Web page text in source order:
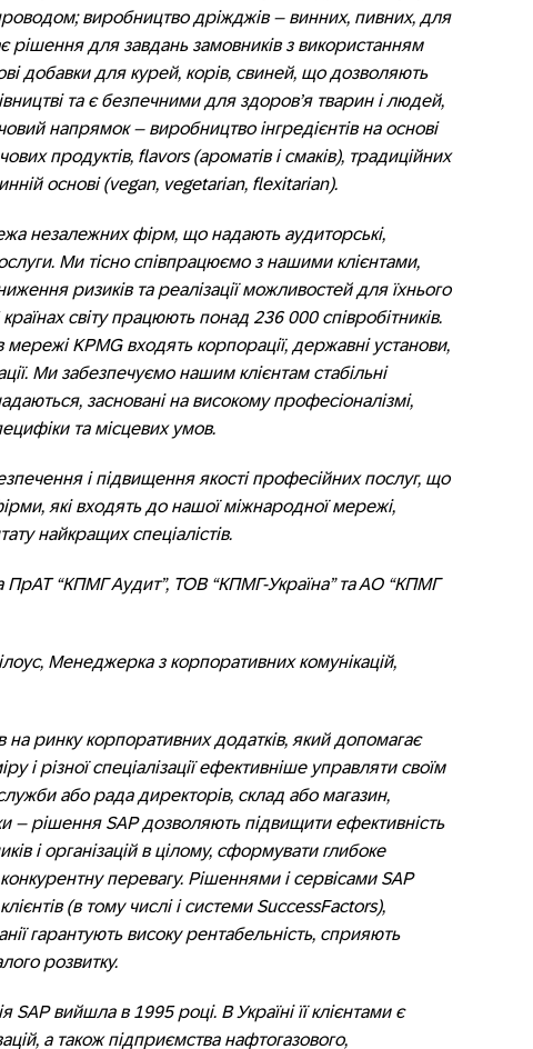
виробництво дріжджів – винних, пивних, для
рішення для завдань замовників з використанням
добавки для курей, корів, свиней, що дозволяють
та є безпечними для здоров’я тварин і людей,
напрямок – виробництво інгредієнтів на основі
продуктів, flavors (ароматів і смаків), традиційних
основі (vegan, vegetarian, flexitarian).
незалежних фірм, що надають аудиторські,
Ми тісно співпрацюємо з нашими клієнтами,
ризиків та реалізації можливостей для їхнього
світу працюють понад 236 000 співробітників.
мережі KPMG входять корпорації, державні установи,
Ми забезпечуємо нашим клієнтам стабільні
засновані на високому професіоналізмі,
та місцевих умов.
і підвищення якості професійних послуг, що
які входять до нашої міжнародної мережі,
найкращих спеціалістів.
ПрАТ “КПМГ Аудит”, ТОВ “КПМГ-Україна” та АО “КПМГ
Менеджерка з корпоративних комунікацій,
на ринку корпоративних додатків, який допомагає
і різної спеціалізації ефективніше управляти своїм
або рада директорів, склад або магазин,
– рішення SAP дозволяють підвищити ефективність
і організацій в цілому, сформувати глибоке
перевагу. Рішеннями і сервісами SAP
(в тому числі і системи SuccessFactors),
гарантують високу рентабельність, сприяють
розвитку.
SAP вийшла в 1995 році. В Україні її клієнтами є
а також підприємства нафтогазового,